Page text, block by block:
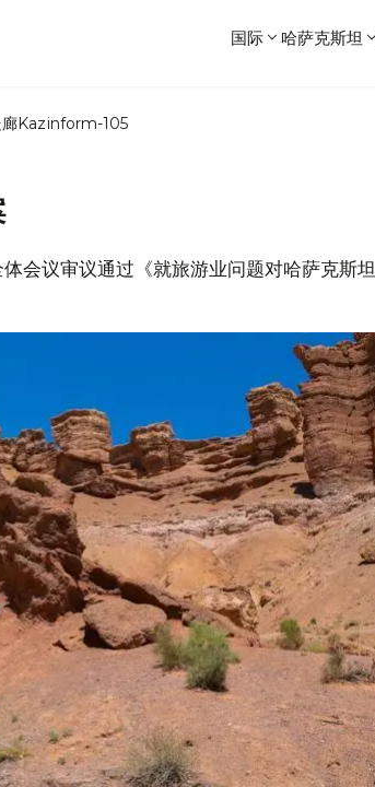
国际 哈萨克斯坦
Kazinform-105
会议审议通过《就旅游业问题对哈萨克斯坦